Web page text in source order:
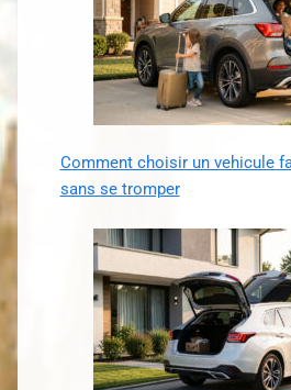
Comment choisir un vehicule
sans se tromper